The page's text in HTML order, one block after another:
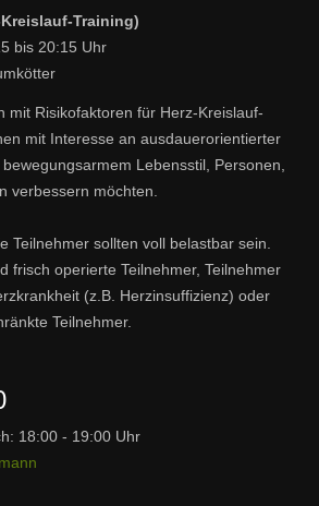
Training)
bis 20:15 Uhr
mit Risikofaktoren für Herz-Kreislauf-
mit Interesse an ausdauerorientierter
Lebensstil, Personen,
verbessern möchten.
Teilnehmer sollten voll belastbar sein.
frisch operierte Teilnehmer, Teilnehmer
(z.B. Herzinsuffizienz) oder
Teilnehmer.
18:00 - 19:00 Uhr